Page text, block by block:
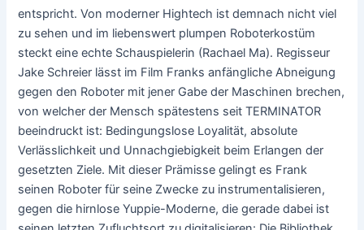
entspricht. Von moderner Hightech ist demnach nicht viel
zu sehen und im liebenswert plumpen Roboterkostüm
steckt eine echte Schauspielerin (Rachael Ma). Regisseur
Jake Schreier lässt im Film Franks anfängliche Abneigung
gegen den Roboter mit jener Gabe der Maschinen brechen,
von welcher der Mensch spätestens seit TERMINATOR
beeindruckt ist: Bedingungslose Loyalität, absolute
Verlässlichkeit und Unnachgiebigkeit beim Erlangen der
gesetzten Ziele. Mit dieser Prämisse gelingt es Frank
seinen Roboter für seine Zwecke zu instrumentalisieren,
gegen die hirnlose Yuppie-Moderne, die gerade dabei ist